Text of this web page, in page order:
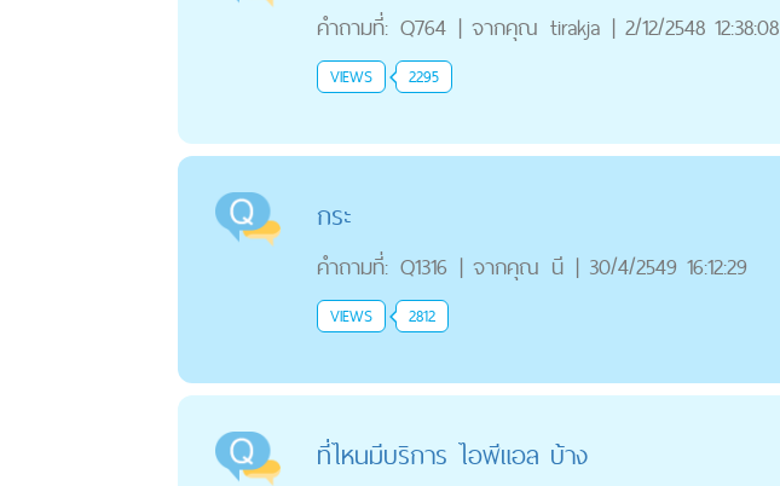
คำถามที่: Q764 | จากคุณ tirakja | 2/12/2548 12:38:08
VIEWS 2295
กระ
คำถามที่: Q1316 | จากคุณ นี | 30/4/2549 16:12:29
VIEWS 2812
ที่ไหนมีบริการ ไอพีแอล บ้าง